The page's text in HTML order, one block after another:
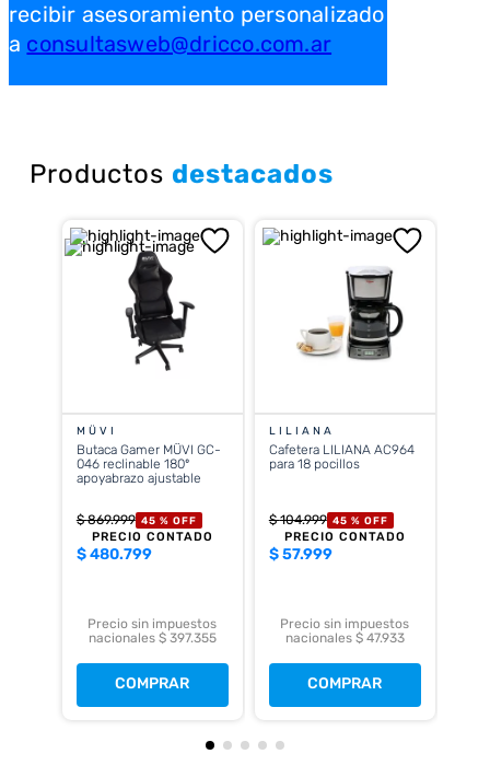
recibir asesoramiento personalizado
a consultasweb@dricco.com.ar
Productos destacados
MÜVI
Butaca Gamer MÜVI GC-
046 reclinable 180º
apoyabrazo ajustable
$ 869.999 45 % OFF
PRECIO CONTADO
$480.799
Precio sin impuestos
nacionales $ 397.355
COMPRAR
LILIANA
Cafetera LILIANA AC964
para 18 pocillos
$ 104.999 45 % OFF
PRECIO CONTADO
$57.999
Precio sin impuestos
nacionales $ 47.933
COMPRAR